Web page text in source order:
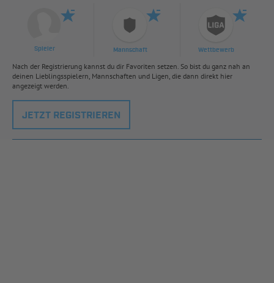
Spieler Mannschaft Wettbewerb
Nach der Registrierung kannst du dir Favoriten setzen. So bist du ganz nah an
deinen Lieblingsspielern, Mannschaften und Ligen, die dann direkt hier
angezeigt werden.
JETZT REGISTRIEREN